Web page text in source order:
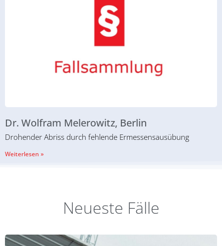
Dr. Wolfram Melerowitz, Berlin
Drohender Abriss durch fehlende Ermessensausübung
Weiterlesen »
Neueste Fälle